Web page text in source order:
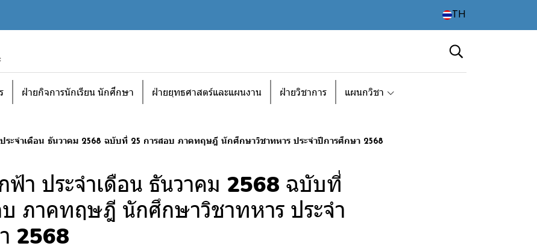
TH
ฝ่ายกิจการนักเรียน นักศึกษา ฝ่ายยุทธศาสตร์และแผนงาน ฝ่ายวิชาการ แผนกวิชา
ประจำเดือน ธันวาคม 2568 ฉบับที่ 25 การสอบ ภาคทฤษฎี นักศึกษาวิชาทหาร ประจำปีการศึกษา 2568
กฟ้า ประจำเดือน ธันวาคม 2568 ฉบับที่
ภาคทฤษฎี นักศึกษาวิชาทหาร ประจำ
2568